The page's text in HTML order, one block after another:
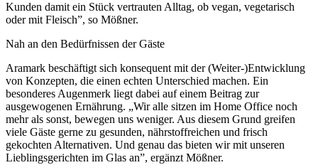
Kunden damit ein Stück vertrauten Alltag, ob vegan, vegetarisch
oder mit Fleisch”, so Mößner.
Nah an den Bedürfnissen der Gäste
Aramark beschäftigt sich konsequent mit der (Weiter-)Entwicklung
von Konzepten, die einen echten Unterschied machen. Ein
besonderes Augenmerk liegt dabei auf einem Beitrag zur
ausgewogenen Ernährung. „Wir alle sitzen im Home Office noch
mehr als sonst, bewegen uns weniger. Aus diesem Grund greifen
viele Gäste gerne zu gesunden, nährstoffreichen und frisch
gekochten Alternativen. Und genau das bieten wir mit unseren
Lieblingsgerichten im Glas an”, ergänzt Mößner.